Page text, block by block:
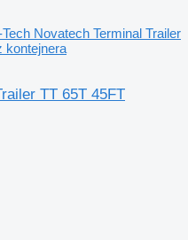
Novatech Terminal Trailer
kontejnera
TT 65T 45FT